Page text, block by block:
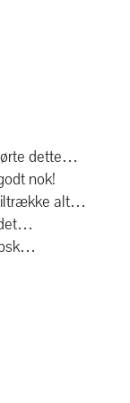
dette…
nok!
alt…